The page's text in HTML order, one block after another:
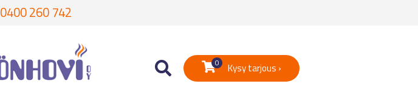
0400 260 742
0 Kysy tarjous ›